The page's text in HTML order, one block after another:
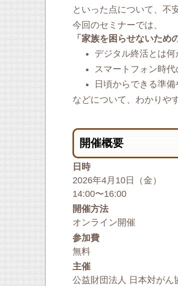
といった点について、不
今回のセミナーでは、
「家族を困らせないため
デジタル終活とは何
スマートフォン時
日頃からできる準
などについて、わかりや
開催概要
日時
2026年4月10日（金）
14:00〜16:00
開催方法
オンライン開催
参加費
無料
主催
公益財団法人 日本対がん